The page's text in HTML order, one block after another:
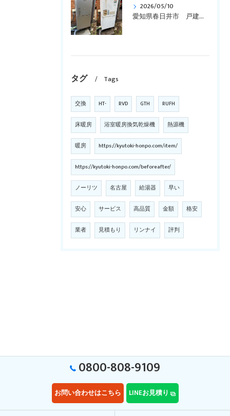
2026/05/10
愛知県春日井市 戸建て、リンナイ、壁掛型、暖房付き「RUFH-VD2400SAW2-3」からエコジョーズ「RVD-E2405SAW2-3(C)」に交換しました。
タグ Tags
交換 HT- RVD GTH RUFH
床暖房 浴室暖房換気乾燥機 熱源機
暖房 https://kyutoki-honpo.com/item/
https://kyutoki-honpo.com/beforeafter/
ノーリツ 名古屋 給湯器 早い
安心 サービス 高品質 金額 格安
業者 見積もり リンナイ 評判
0800-808-9109
お問い合わせはこちら LINEお見積り